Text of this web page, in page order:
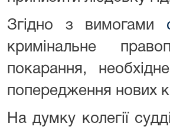
Згідно з вимогами
кримінальне
покарання,
попередження нових
На думку колегії